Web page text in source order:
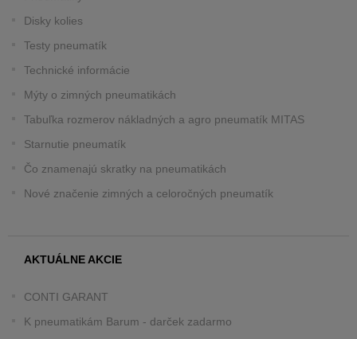
Disky kolies
Testy pneumatík
Technické informácie
Mýty o zimných pneumatikách
Tabuľka rozmerov nákladných a agro pneumatík MITAS
Starnutie pneumatík
Čo znamenajú skratky na pneumatikách
Nové značenie zimných a celoročných pneumatík
AKTUÁLNE AKCIE
CONTI GARANT
K pneumatikám Barum - darček zadarmo